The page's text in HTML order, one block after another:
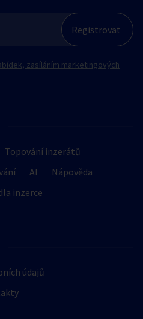
Topování inzerátů
AI
Nápověda
inzerce
údajů
zasíláním marketingových